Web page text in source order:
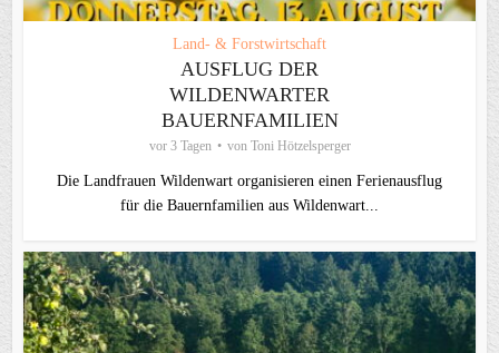
Land- & Forstwirtschaft
AUSFLUG DER
WILDENWARTER
BAUERNFAMILIEN
vor 3 Tagen von Toni Hötzelsperger
Die Landfrauen Wildenwart organisieren einen Ferienausflug
für die Bauernfamilien aus Wildenwart...